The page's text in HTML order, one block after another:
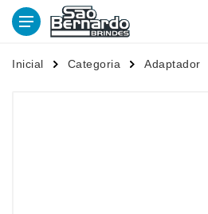
Inicial Categoria Adaptador